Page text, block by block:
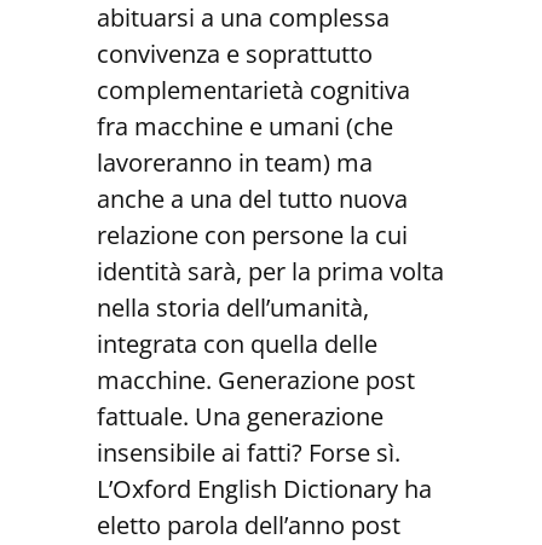
abituarsi a una complessa
convivenza e soprattutto
complementarietà cognitiva
fra macchine e umani (che
lavoreranno in team) ma
anche a una del tutto nuova
relazione con persone la cui
identità sarà, per la prima volta
nella storia dell’umanità,
integrata con quella delle
macchine. Generazione post
fattuale. Una generazione
insensibile ai fatti? Forse sì.
L’Oxford English Dictionary ha
eletto parola dell’anno post